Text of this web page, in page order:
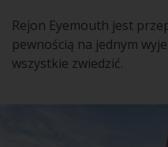
Rejon Eyemouth jest
pewnością na jednym
wszystkie zwiedzić.